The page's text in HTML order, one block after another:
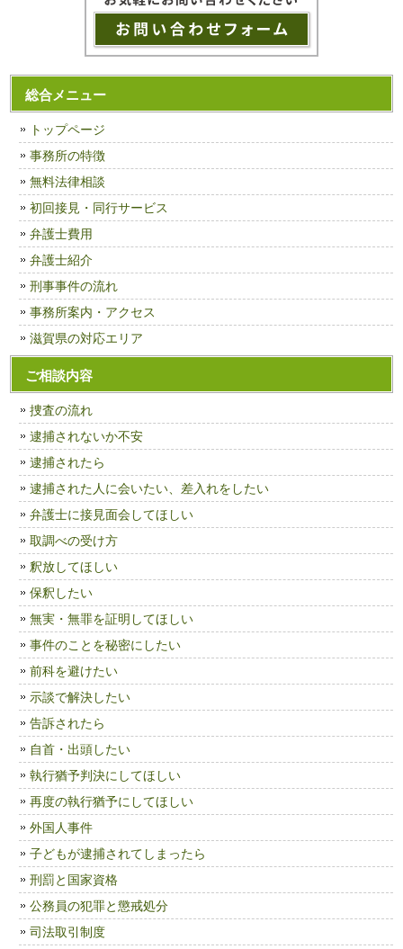
総合メニュー
トップページ
事務所の特徴
無料法律相談
初回接見・同行サービス
弁護士費用
弁護士紹介
刑事事件の流れ
事務所案内・アクセス
滋賀県の対応エリア
ご相談内容
捜査の流れ
逮捕されないか不安
逮捕されたら
逮捕された人に会いたい、差入れをしたい
弁護士に接見面会してほしい
取調べの受け方
釈放してほしい
保釈したい
無実・無罪を証明してほしい
事件のことを秘密にしたい
前科を避けたい
示談で解決したい
告訴されたら
自首・出頭したい
執行猶予判決にしてほしい
再度の執行猶予にしてほしい
外国人事件
子どもが逮捕されてしまったら
刑罰と国家資格
公務員の犯罪と懲戒処分
司法取引制度